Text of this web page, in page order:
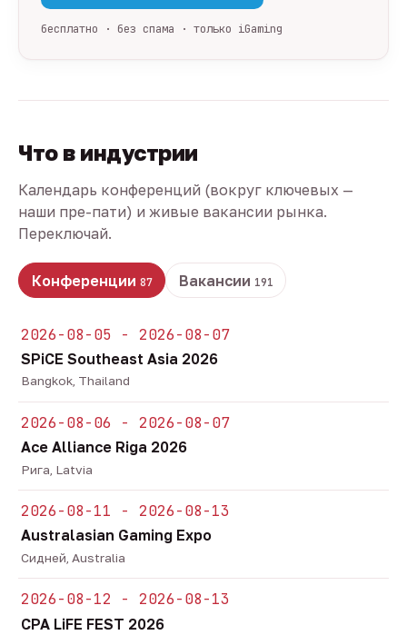
бесплатно · без спама · только iGaming
Что в индустрии
Календарь конференций (вокруг ключевых —
наши пре-пати) и живые вакансии рынка.
Переключай.
Конференции 87 Вакансии 191
2026-08-05 - 2026-08-07
SPiCE Southeast Asia 2026
Bangkok, Thailand
2026-08-06 - 2026-08-07
Ace Alliance Riga 2026
Рига, Latvia
2026-08-11 - 2026-08-13
Australasian Gaming Expo
Сидней, Australia
2026-08-12 - 2026-08-13
CPA LiFE FEST 2026